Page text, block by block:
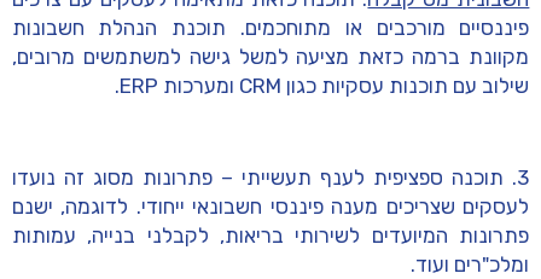
פיננסיים מורכבים או מתוחכמים. תוכנת הנהלת חשבונות
מקוונת ברמה כזאת מציעה למשל גישה למשתמשים מרובים,
שילוב עם תוכנות עסקיות כגון CRM ומערכות ERP.
3. תוכנה ספציפית לענף תעשייתי – פתרונות מסוג זה נועדו
לעסקים שצריכים מענה פיננסי חשבונאי ייחודי. לדוגמה, ישנם
פתרונות המיועדים לשירותי בריאות, לקבלני בנייה, עמותות
ומלכ"רים ועוד.